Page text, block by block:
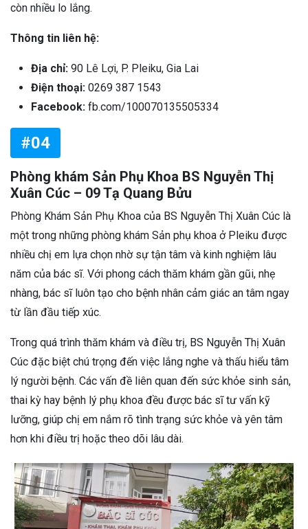
còn nhiều lo lắng.
Thông tin liên hệ:
Địa chỉ: 90 Lê Lợi, P. Pleiku, Gia Lai
Điện thoại: 0269 387 1543
Facebook: fb.com/100070135505334
#04
Phòng khám Sản Phụ Khoa BS Nguyễn Thị
Xuân Cúc – 09 Tạ Quang Bửu
Phòng Khám Sản Phụ Khoa của BS Nguyễn Thị Xuân Cúc là
một trong những phòng khám Sản phụ khoa ở Pleiku được
nhiều chị em lựa chọn nhờ sự tận tâm và kinh nghiệm lâu
năm của bác sĩ. Với phong cách thăm khám gần gũi, nhẹ
nhàng, bác sĩ luôn tạo cho bệnh nhân cảm giác an tâm ngay
từ lần đầu tiếp xúc.
Trong quá trình thăm khám và điều trị, BS Nguyễn Thị Xuân
Cúc đặc biệt chú trọng đến việc lắng nghe và thấu hiểu tâm
lý người bệnh. Các vấn đề liên quan đến sức khỏe sinh sản,
thai kỳ hay bệnh lý phụ khoa đều được bác sĩ tư vấn kỹ
lưỡng, giúp chị em nắm rõ tình trạng sức khỏe và yên tâm
hơn khi điều trị hoặc theo dõi lâu dài.